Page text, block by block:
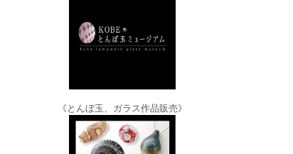
《とんぼ玉、ガラス作品販売》